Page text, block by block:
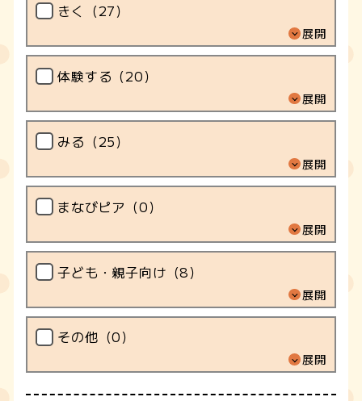
きく（27）
展開
体験する（20）
展開
みる（25）
展開
まなびピア（0）
展開
子ども・親子向け（8）
展開
その他（0）
展開